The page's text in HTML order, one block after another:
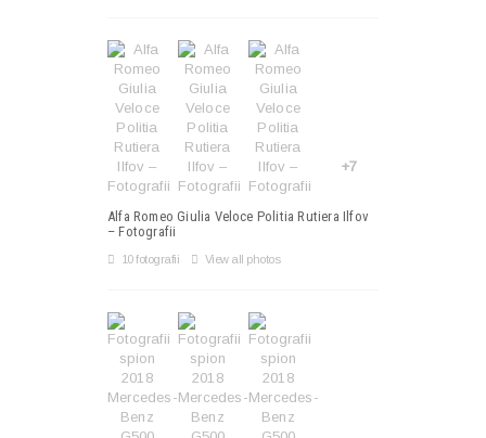
+7
Alfa Romeo Giulia Veloce Politia Rutiera Ilfov
– Fotografii
10 fotografii View all photos